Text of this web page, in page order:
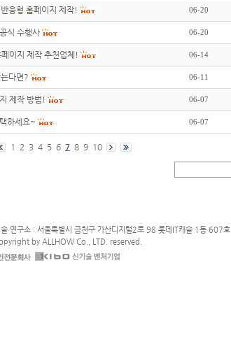
응형 홈페이지 제작! 06-20
식 수행사 06-20
이지 제작 추천업체! 06-14
다면? 06-11
제작 방법! 06-07
하세요~ 06-07
1 2 3 4 5 6 7 8 9 10
연구소 : 서울특별시 금천구 가산디지털2로 98 롯데IT캐슬 1동 607호
by ALLHOW Co., LTD. reserved.